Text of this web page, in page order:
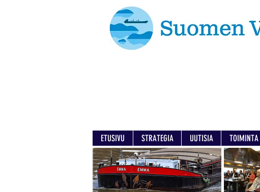
ETUSIVU STRATEGIA UUTISIA TOIMINTA